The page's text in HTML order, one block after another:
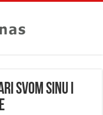
SVOM SINU I